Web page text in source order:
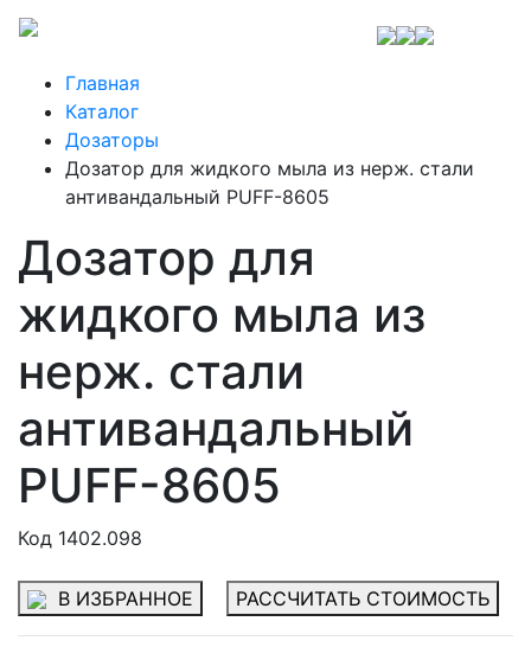
Главная
Каталог
Дозаторы
Дозатор для жидкого мыла из нерж. стали
антивандальный PUFF-8605
Дозатор для
жидкого мыла из
нерж. стали
антивандальный
PUFF-8605
Код 1402.098
В ИЗБРАННОЕ РАССЧИТАТЬ СТОИМОСТЬ